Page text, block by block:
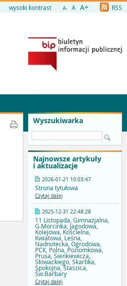
wysoki kontrast A- A A+ RSS
Wyszukiwarka
Najnowsze artykuły
i aktualizacje
2026-01-21 10:03:47
Strona tytułowa
Czytaj dalej
2025-12-31 22:48:28
11 Listopada, Gimnazjalna,
G.Morcinka, Jagodowa,
Kolejowa, Kościelna,
Kwiatowa, Leśna,
Nadnotecka, Ogrodowa,
PCK, Polna, Poziomkowa,
Prusa, Sienkiewicza,
Słowackiego, Skarbka,
Spokojna, Staszica,
Św.Barbary
Czytaj dalej